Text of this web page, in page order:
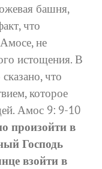
башня,
что
не
истощения. В
что
которое
Амос 9: 9-10
произойти в
Господь
взойти в